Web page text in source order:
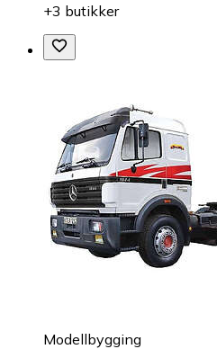
+3 butikker
Modellbygging